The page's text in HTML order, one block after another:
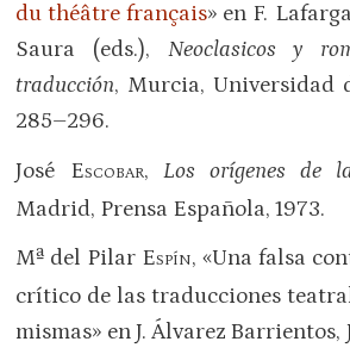
du théâtre français» en F.
Saura (eds.), Neoclasicos y
traducción, Murcia, Universidad
285–296.
José ESCOBAR, Los orígenes de
Madrid, Prensa Española, 1973.
Mª del Pilar ESPÍN, «Una falsa
crítico de las traducciones
mismas» en J. Álvarez Barrientos,